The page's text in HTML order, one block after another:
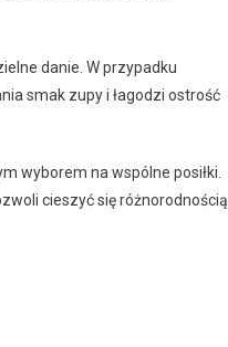
danie. W przypadku
smak zupy i łagodzi ostrość
wyborem na wspólne posiłki.
cieszyć się różnorodnością